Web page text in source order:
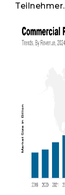
Teilnehmer.